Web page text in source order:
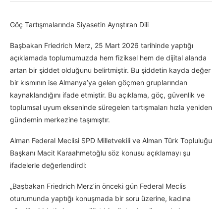
Göç Tartışmalarında Siyasetin Ayrıştıran Dili
Başbakan Friedrich Merz, 25 Mart 2026 tarihinde yaptığı
açıklamada toplumumuzda hem fiziksel hem de dijital alanda
artan bir şiddet olduğunu belirtmiştir. Bu şiddetin kayda değer
bir kısmının ise Almanya’ya gelen göçmen gruplarından
kaynaklandığını ifade etmiştir. Bu açıklama, göç, güvenlik ve
toplumsal uyum ekseninde süregelen tartışmaları hızla yeniden
gündemin merkezine taşımıştır.
Alman Federal Meclisi SPD Milletvekili ve Alman Türk Topluluğu
Başkanı Macit Karaahmetoğlu söz konusu açıklamayı şu
ifadelerle değerlendirdi:
„Başbakan Friedrich Merz’in önceki gün Federal Meclis
oturumunda yaptığı konuşmada bir soru üzerine, kadına